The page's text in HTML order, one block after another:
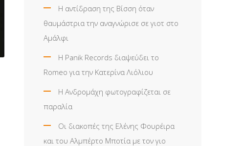
Η αντίδραση της Βίσση όταν
θαυμάστρια την αναγνώρισε σε γιοτ στο
Αμάλφι
Η Panik Records διαψεύδει το
Romeo για την Κατερίνα Λιόλιου
Η Ανδρομάχη φωτογραφίζεται σε
παραλία
Οι διακοπές της Ελένης Φουρέιρα
και του Αλμπέρτο Μποτία με τον γιο